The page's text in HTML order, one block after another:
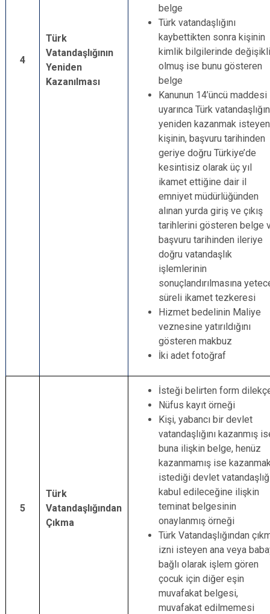
4
Türk
Vatandaşlığının
Yeniden
Kazanılması
belge
Türk vatandaşlığını
kaybettikten sonra kişinin
kimlik bilgilerinde
olmuş ise bunu gösteren
belge
Kanunun 14’üncü maddesi
uyarınca Türk
yeniden kazanmak isteyen
kişinin, başvuru tarihinden
geriye doğru Türkiye’de
kesintisiz olarak üç yıl
ikamet ettiğine dair il
emniyet müdürlüğünden
alınan yurda giriş ve çıkış
tarihlerini gösteren belge
başvuru tarihinden ileriye
doğru vatandaşlık
işlemlerinin
sonuçlandırılmasına
süreli ikamet tezkeresi
Hizmet bedelinin Maliye
veznesine yatırıldığını
gösteren makbuz
İki adet fotoğraf
5
Türk
Vatandaşlığından
Çıkma
İsteği belirten form
Nüfus kayıt örneği
Kişi, yabancı bir devlet
vatandaşlığını kazanmış
buna ilişkin belge, henüz
kazanmamış ise
istediği devlet
kabul edileceğine ilişkin
teminat belgesinin
onaylanmış örneği
Türk Vatandaşlığından
izni isteyen ana veya
bağlı olarak işlem gören
çocuk için diğer eşin
muvafakat belgesi,
muvafakat edilmemesi